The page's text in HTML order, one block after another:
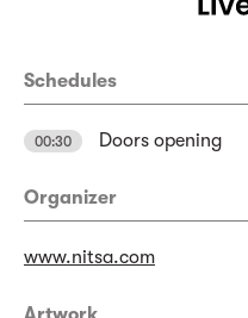
Schedules
00:30 Doors opening
Organizer
www.nitsa.com